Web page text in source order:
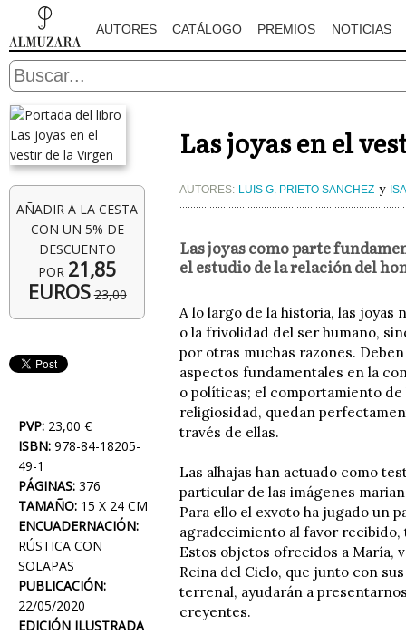
AUTORES CATÁLOGO PREMIOS NOTICIAS
AÑADIR A LA CESTA
CON UN 5% DE
DESCUENTO
POR 21,85
EUROS 23,00
PVP: 23,00 €
ISBN: 978-84-18205-
49-1
PÁGINAS: 376
TAMAÑO: 15 X 24 CM
ENCUADERNACIÓN:
RÚSTICA CON
SOLAPAS
PUBLICACIÓN:
22/05/2020
EDICIÓN ILUSTRADA
Las joyas en el
AUTORES: LUIS G. PRIETO SANCHEZ y
Las joyas como parte
el estudio de la relación del
A lo largo de la historia, las
o la frivolidad del ser humano,
por otras muchas razones.
aspectos fundamentales en la
o políticas; el comportamiento de
religiosidad, quedan
través de ellas.
Las alhajas han actuado como
particular de las imágenes
Para ello el exvoto ha jugado un
agradecimiento al favor recibido,
Estos objetos ofrecidos a María,
Reina del Cielo, que junto con
terrenal, ayudarán a
creyentes.